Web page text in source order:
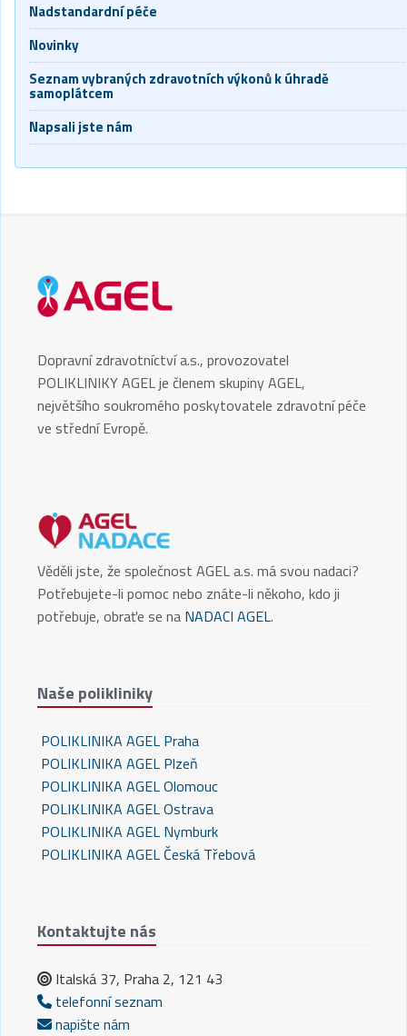
Nadstandardní péče
Novinky
Seznam vybraných zdravotních výkonů k úhradě
samoplátcem
Napsali jste nám
Dopravní zdravotníctví a.s., provozovatel
POLIKLINIKY AGEL je členem skupiny AGEL,
největšího soukromého poskytovatele zdravotní péče
ve střední Evropě.
Věděli jste, že společnost AGEL a.s. má svou nadaci?
Potřebujete-li pomoc nebo znáte-li někoho, kdo ji
potřebuje, obraťe se na NADACI AGEL.
Naše polikliniky
POLIKLINIKA AGEL Praha
POLIKLINIKA AGEL Plzeň
POLIKLINIKA AGEL Olomouc
POLIKLINIKA AGEL Ostrava
POLIKLINIKA AGEL Nymburk
POLIKLINIKA AGEL Česká Třebová
Kontaktujte nás
Italská 37, Praha 2, 121 43
telefonní seznam
napište nám